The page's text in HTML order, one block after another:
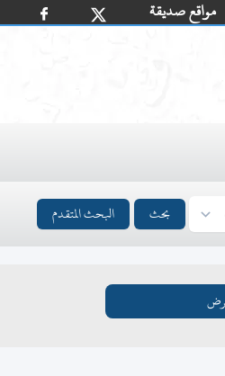
مواقع صديقة
بحث البحث المتقدم